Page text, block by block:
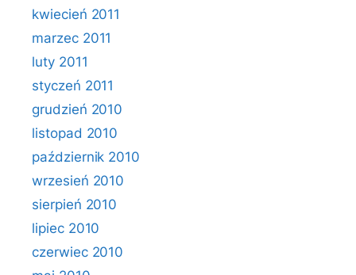
kwiecień 2011
marzec 2011
luty 2011
styczeń 2011
grudzień 2010
listopad 2010
październik 2010
wrzesień 2010
sierpień 2010
lipiec 2010
czerwiec 2010